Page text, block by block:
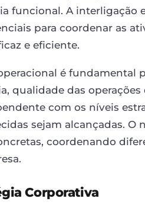
funcional. A interligação
para coordenar as
e eficiente.
é fundamental
qualidade das
com os níveis
sejam alcançadas.
coordenando
Corporativa